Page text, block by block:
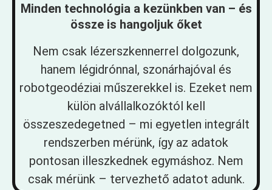
Minden technológia a kezünkben van – és
össze is hangoljuk őket
Nem csak lézerszkennerrel dolgozunk,
hanem légidrónnal, szonárhajóval és
robotgeodéziai műszerekkel is. Ezeket nem
külön alvállalkozóktól kell
összeszedegetned – mi egyetlen integrált
rendszerben mérünk, így az adatok
pontosan illeszkednek egymáshoz. Nem
csak mérünk – tervezhető adatot adunk.